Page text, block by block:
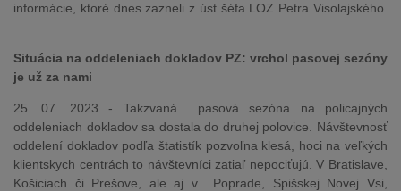
informácie, ktoré dnes zazneli z úst šéfa LOZ Petra Visolajského.
Situácia na oddeleniach dokladov PZ: vrchol pasovej sezóny
je už za nami
25. 07. 2023 - Takzvaná pasová sezóna na policajných
oddeleniach dokladov sa dostala do druhej polovice. Návštevnosť
oddelení dokladov podľa štatistík pozvoľna klesá, hoci na veľkých
klientskych centrách to návštevníci zatiaľ nepociťujú. V Bratislave,
Košiciach či Prešove, ale aj v Poprade, Spišskej Novej Vsi,